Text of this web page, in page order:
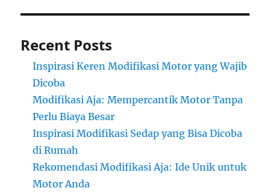
Recent Posts
Inspirasi Keren Modifikasi Motor yang Wajib
Dicoba
Modifikasi Aja: Mempercantik Motor Tanpa
Perlu Biaya Besar
Inspirasi Modifikasi Sedap yang Bisa Dicoba
di Rumah
Rekomendasi Modifikasi Aja: Ide Unik untuk
Motor Anda